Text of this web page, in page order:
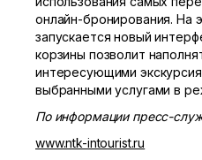
онлайн-бронирования. На
запускается новый
корзины позволит
интересующими
выбранными услугами в
По информации пресс-
www.ntk-intourist.ru